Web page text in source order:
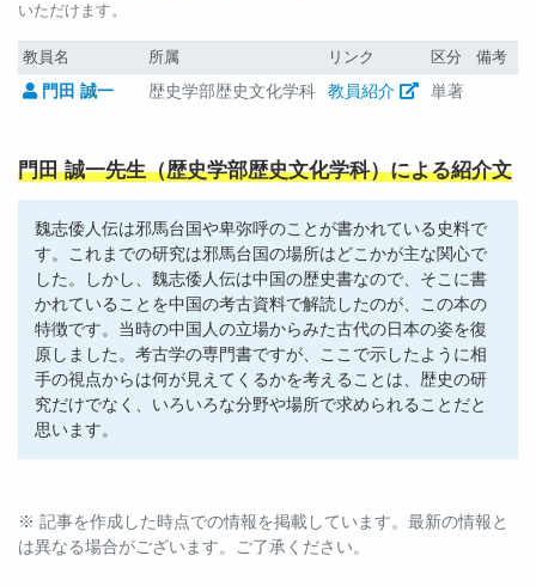
いただけます。
教員名 所属 リンク 区分 備考
門田 誠一 歴史学部歴史文化学科 教員紹介 単著
門田 誠一先生（歴史学部歴史文化学科）による紹介文
魏志倭人伝は邪馬台国や卑弥呼のことが書かれている史料で
す。これまでの研究は邪馬台国の場所はどこかが主な関心で
した。しかし、魏志倭人伝は中国の歴史書なので、そこに書
かれていることを中国の考古資料で解読したのが、この本の
特徴です。当時の中国人の立場からみた古代の日本の姿を復
原しました。考古学の専門書ですが、ここで示したように相
手の視点からは何が見えてくるかを考えることは、歴史の研
究だけでなく、いろいろな分野や場所で求められることだと
思います。
※ 記事を作成した時点での情報を掲載しています。最新の情報と
は異なる場合がございます。ご了承ください。